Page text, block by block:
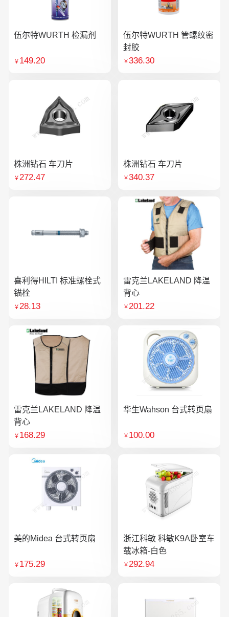
伍尔特WURTH 检漏剂
￥ 149.20
伍尔特WURTH 管螺纹密
封胶
￥336.30
株洲钻石 车刀片
￥272.47
株洲钻石 车刀片
￥340.37
喜利得HILTI 标准螺栓式
锚栓
￥28.13
雷克兰LAKELAND 降温
背心
￥201.22
雷克兰LAKELAND 降温
背心
￥ 168.29
华生Wahson 台式转页扇
￥ 100.00
美的Midea 台式转页扇
￥ 175.29
浙江科敏 科敏K9A卧室车
载冰箱-白色
￥292.94